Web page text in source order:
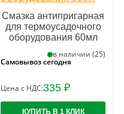
Смазка антипригарная
для термоусадочного
оборудования 60мл
в наличии (25)
Самовывоз сегодня
Цена с НДС:335 ₽
КУПИТЬ В 1 КЛИК